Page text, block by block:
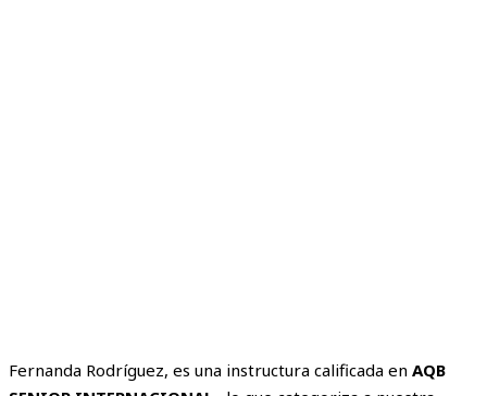
Fernanda Rodríguez, es una instructura calificada en AQB